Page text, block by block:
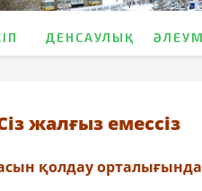
ДЕНСАУЛЫҚ
жалғыз емессіз
қолдау орталығында